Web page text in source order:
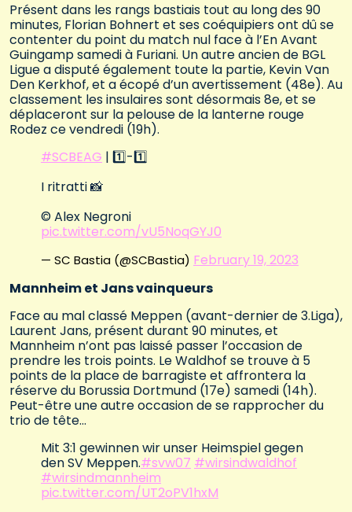
Présent dans les rangs bastiais tout au long des 90
minutes, Florian Bohnert et ses coéquipiers ont dû se
contenter du point du match nul face à l’En Avant
Guingamp samedi à Furiani. Un autre ancien de BGL
Ligue a disputé également toute la partie, Kevin Van
Den Kerkhof, et a écopé d’un avertissement (48e). Au
classement les insulaires sont désormais 8e, et se
déplaceront sur la pelouse de la lanterne rouge
Rodez ce vendredi (19h).
#SCBEAG | 1️⃣-1️⃣
I ritratti 📸
© Alex Negroni
pic.twitter.com/vU5NoqGYJ0
— SC Bastia (@SCBastia) February 19, 2023
Mannheim et Jans vainqueurs
Face au mal classé Meppen (avant-dernier de 3.Liga),
Laurent Jans, présent durant 90 minutes, et
Mannheim n’ont pas laissé passer l’occasion de
prendre les trois points. Le Waldhof se trouve à 5
points de la place de barragiste et affrontera la
réserve du Borussia Dortmund (17e) samedi (14h).
Peut-être une autre occasion de se rapprocher du
trio de tête…
Mit 3:1 gewinnen wir unser Heimspiel gegen
den SV Meppen.#svw07 #wirsindwaldhof
#wirsindmannheim
pic.twitter.com/UT2oPV1hxM